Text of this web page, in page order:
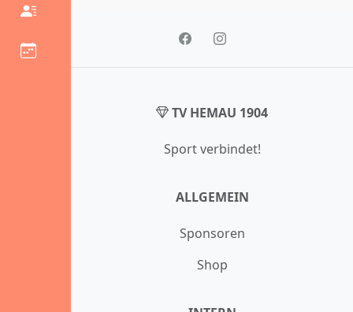
TV HEMAU 1904
Sport verbindet!
ALLGEMEIN
Sponsoren
Shop